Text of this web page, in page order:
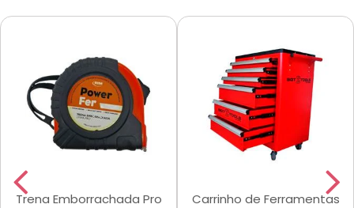
Trena Emborrachada Pro
Carrinho de Ferramentas